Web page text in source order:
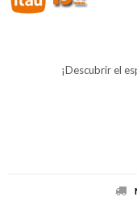
¡Descubrir el